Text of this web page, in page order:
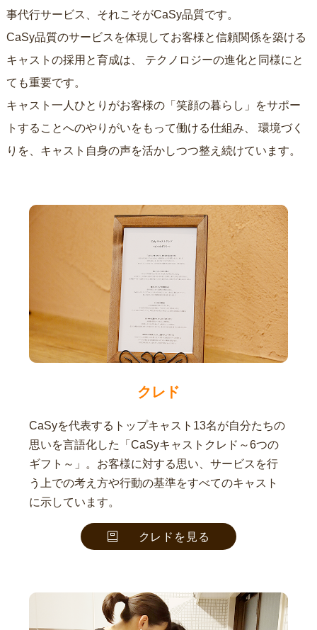
事代行サービス、それこそがCaSy品質です。
CaSy品質のサービスを体現してお客様と信頼関係を築ける
キャストの採用と育成は、
ても重要です。
キャスト一人ひとりがお客様の「笑顔の暮らし」をサポー
トすることへのやりがいをもって働ける仕組み、
りを、キャスト自身の声を活かしつつ整え続けています。
クレド
CaSyを代表するトップキャスト13名が自分たちの
思いを言語化した「CaSyキャストクレド～6つの
ギフト～」。お客様に対する思い、サービスを行
う上での考え方や行動の基準をすべてのキャスト
に示しています。
クレドを見る